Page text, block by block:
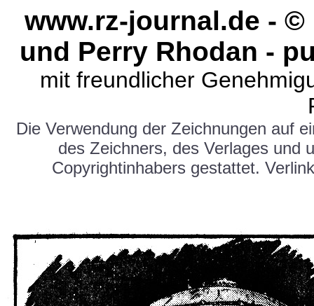
www.rz-journal.de -
und Perry Rhodan -
mit freundlicher
Die Verwendung der Zeichnungen auf
des Zeichners, des Verlages und
Copyrightinhabers gestattet.